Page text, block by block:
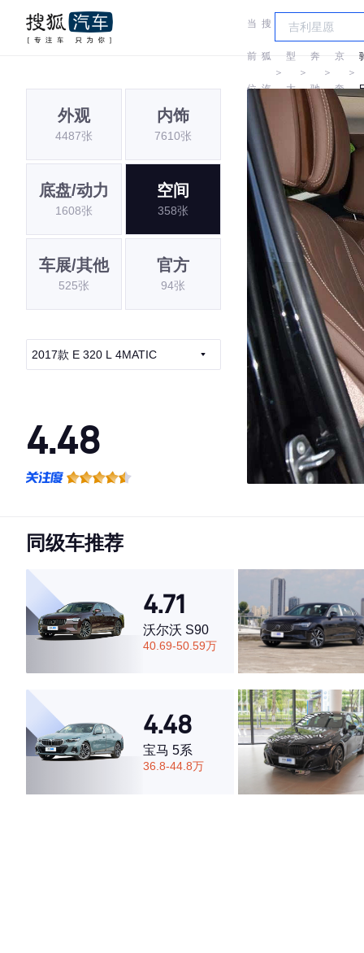
当
前
位
搜
狐
汽
车
＞
车
型
大
＞
奔
驰
＞
京
奔
＞
外观
4487张
内饰
7610张
底盘/动力
1608张
空间
358张
车展/其他
525张
官方
94张
2017款 E 320 L 4MATIC
4.48
·空间表现较为优秀，优于55%同级车
同级车推荐
4.71
沃尔沃 S90
40.69-50.59万
4.48
宝马 5系
36.8-44.8万